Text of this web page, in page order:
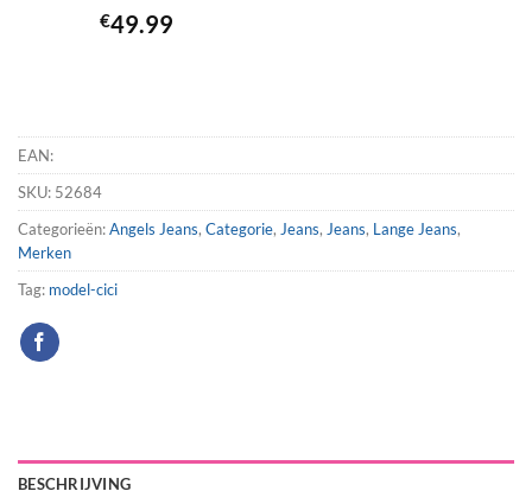
€49.99
EAN:
SKU: 52684
Categorieën:Angels Jeans, Categorie, Jeans, Jeans, Lange Jeans,
Merken
Tag: model-cici
BESCHRIJVING